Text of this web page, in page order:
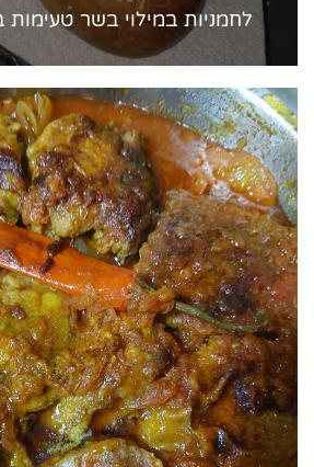
לחמניות במילוי בשר טעימות